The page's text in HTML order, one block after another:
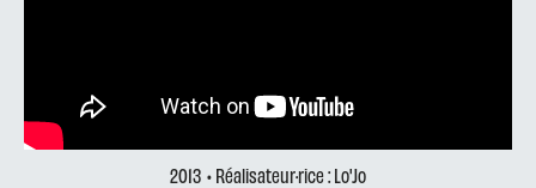
2013 • Réalisateur·rice : Lo'Jo